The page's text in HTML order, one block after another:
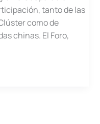
tanto de las
como de
chinas. El Foro,